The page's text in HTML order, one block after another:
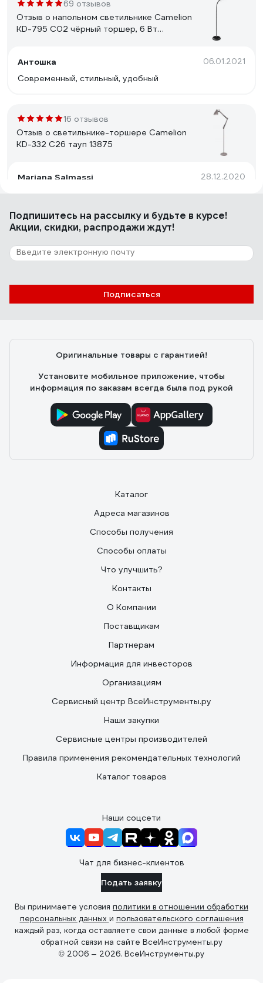
69 отзывов
Отзыв о напольном светильнике Camelion
KD-795 C02 чёрный торшер, 6 Вт
Антошка
06.01.2021
Современный, стильный, удобный
16 отзывов
Отзыв о светильнике-торшере Camelion
KD-332 C26 тауп 13875
Mariana Salmassi 28.12.2020
Достоинства: Мне понравился торшер удобством
работает
8 отзывов
С08 New York серый 40Вт металл 13050
направлять свет, легко собрать
Подпишитесь на рассылкуи будьте в курсе!
Акции, скидки, распродажи ждут!
Подписаться
Оригинальные товары с гарантией!
Установите мобильное приложение, чтобы
информация по заказам всегда была под рукой
Каталог
Адреса магазинов
Способы получения
Способы оплаты
Что улучшить?
Контакты
О Компании
Поставщикам
Партнерам
Информация для инвесторов
Организациям
Сервисный центр ВсеИнструменты.ру
Наши закупки
Сервисные центры производителей
Правила применения рекомендательных технологий
Каталог товаров
Наши соцсети
Чат для бизнес-клиентов
Подать заявку
Вы принимаете условия политики в отношении обработки
персональных данных и пользовательского соглашения
каждый раз, когда оставляете свои данные в любой форме
обратной связи на сайте ВсеИнструменты.ру
© 2006 — 2026. ВсеИнструменты.ру